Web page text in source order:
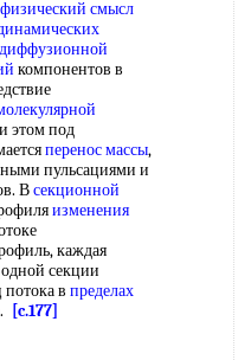
физический смысл
диффузионной
компонентов в
этом под
перенос массы,
пульсациями и
Всекционной
изменения
каждая
одной секции
потока в пределах
[c.177]